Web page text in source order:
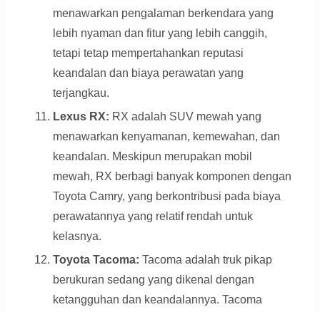
menawarkan pengalaman berkendara yang
lebih nyaman dan fitur yang lebih canggih,
tetapi tetap mempertahankan reputasi
keandalan dan biaya perawatan yang
terjangkau.
Lexus RX: RX adalah SUV mewah yang
menawarkan kenyamanan, kemewahan, dan
keandalan. Meskipun merupakan mobil
mewah, RX berbagi banyak komponen dengan
Toyota Camry, yang berkontribusi pada biaya
perawatannya yang relatif rendah untuk
kelasnya.
Toyota Tacoma: Tacoma adalah truk pikap
berukuran sedang yang dikenal dengan
ketangguhan dan keandalannya. Tacoma